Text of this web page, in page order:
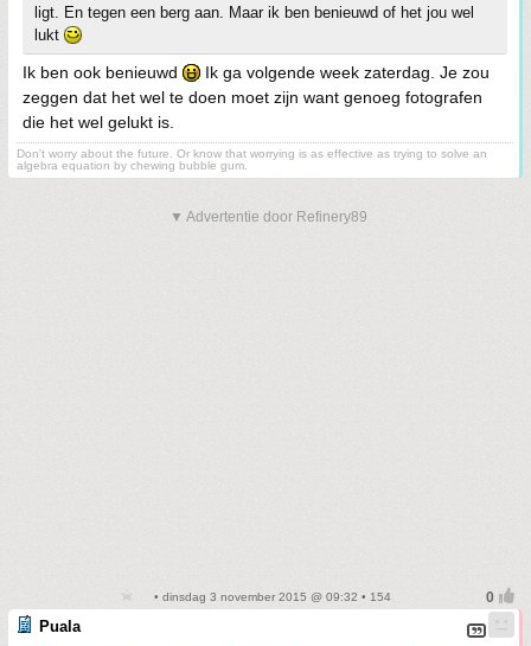
ligt. En tegen een berg aan. Maar ik ben benieuwd of het jou wel
lukt
Ik ben ook benieuwd
Ik ga volgende week zaterdag. Je zou
zeggen dat het wel te doen moet zijn want genoeg fotografen
die het wel gelukt is.
Don't worry about the future. Or know that worrying is as effective as trying to solve an
algebra equation by chewing bubble gum.
▼ Advertentie door Refinery89
• dinsdag 3 november 2015 @ 09:32 • 154
Puala